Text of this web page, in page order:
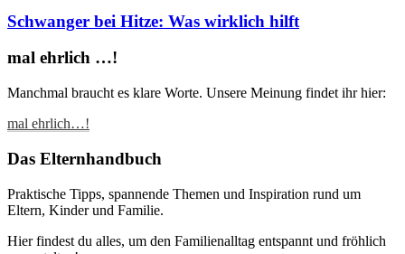
Schwanger bei Hitze: Was wirklich hilft
mal ehrlich …!
Manchmal braucht es klare Worte. Unsere Meinung findet ihr hier:
mal ehrlich…!
Das Elternhandbuch
Praktische Tipps, spannende Themen und Inspiration rund um
Eltern, Kinder und Familie.
Hier findest du alles, um den Familienalltag entspannt und fröhlich